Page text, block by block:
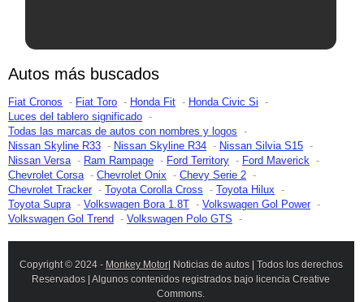
Autos más buscados
Fiat Cronos Fiat Toro Honda Fit
Honda Civic Si
Luces del tablero significado
Todas las marcas de autos con nombres y logos
Nissan Skyline R33
Nissan Skyline R34
Nissan Silvia S15
Nissan Versa
Ram Rampage Ford Territory
Ford Maverick
Chevrolet Corsa
Chevrolet Onix
Chevy Serie 2
Chevrolet Tracker
Toyota Corolla Cross
Toyota Hilux
Toyota Supra
Volkswagen Bora 1.8T
Volkswagen Gol Power
Volkswagen Gol Trend
Volkswagen Polo GTS
Copyright © 2024 - Monkey Motor| Noticias de autos | Todos los derechos
Reservados | Algunos contenidos registrados bajo licencia Creative
Commons.